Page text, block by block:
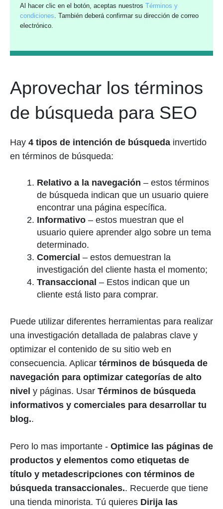
Al hacer clic en el botón, aceptas nuestrosTérminos y
condiciones. También deberá confirmar su dirección de correo
electrónico.
Aprovechar los términos
de búsqueda para SEO
Hay 4 tipos de intención de búsqueda invertido
en términos de búsqueda:
Relativo a la navegación – estos términos
de búsqueda indican que un usuario quiere
encontrar una página específica.
Informativo – estos muestran que el
usuario quiere aprender algo sobre un tema
determinado.
Comercial – estos demuestran la
investigación del cliente hasta el momento;
Transaccional – Estos indican que un
cliente está listo para comprar.
Puede utilizar diferentes herramientas para realizar
una investigación detallada de palabras clave y
optimizar el contenido de su sitio web en
consecuencia. Aplicar términos de búsqueda de
navegación para optimizar categorías de alto
nivel y páginas. Usar Términos de búsqueda
informativos y comerciales para desarrollar tu
blog..
Pero lo mas importante - Optimice las páginas de
productos y elementos como etiquetas de
título y metadescripciones con términos de
búsqueda transaccionales.. Recuerde que tiene
una tienda minorista. Tú quieres Dirija las